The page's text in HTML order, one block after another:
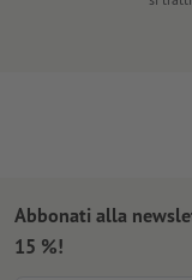
Abbonati alla
15 %!